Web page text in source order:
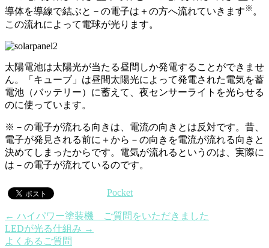
導体を導線で結ぶと－の電子は＋の方へ流れていきます ※ 。
この流れによって電球が光ります。
太陽電池は太陽光が当たる昼間しか発電することができませ
ん。「キューブ」は昼間太陽光によって発電された電気を蓄
電池（バッテリー）に蓄えて、夜センサーライトを光らせる
のに使っています。
※－の電子が流れる向きは、電流の向きとは反対です。昔、
電子が発見される前に＋から－の向きを電流が流れる向きと
決めてしまったからです。電気が流れるというのは、実際に
は－の電子が流れているのです。
Pocket
← ハイパワー塗装機 ご質問をいただきました
LEDが光る仕組み →
よくあるご質問